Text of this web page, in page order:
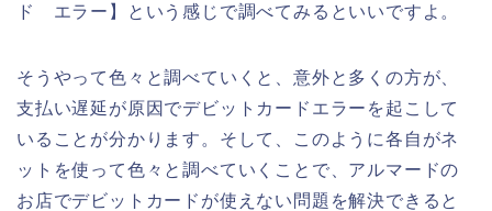
ド エラー】という感じで調べてみるといいですよ。
そうやって色々と調べていくと、意外と多くの方が、
支払い遅延が原因でデビットカードエラーを起こして
いることが分かります。そして、このように各自がネ
ットを使って色々と調べていくことで、アルマードの
お店でデビットカードが使えない問題を解決できると